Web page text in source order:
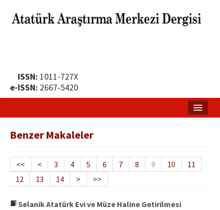
ISSN: 1011-727X
e-ISSN: 2667-5420
Yayın Politikası
Dergi Kurulları
Yayın İlkeleri
Benzer Makaleler
<< < 3 4 5 6 7 8 9 10
11
12
13 14 > >>
Selanik Atatürk Evi ve Müze Haline Getirilmesi